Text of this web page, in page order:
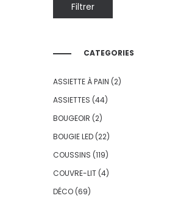
Filtrer
CATEGORIES
ASSIETTE À PAIN (2)
ASSIETTES (44)
BOUGEOIR (2)
BOUGIE LED (22)
COUSSINS (119)
COUVRE-LIT (4)
DÉCO (69)